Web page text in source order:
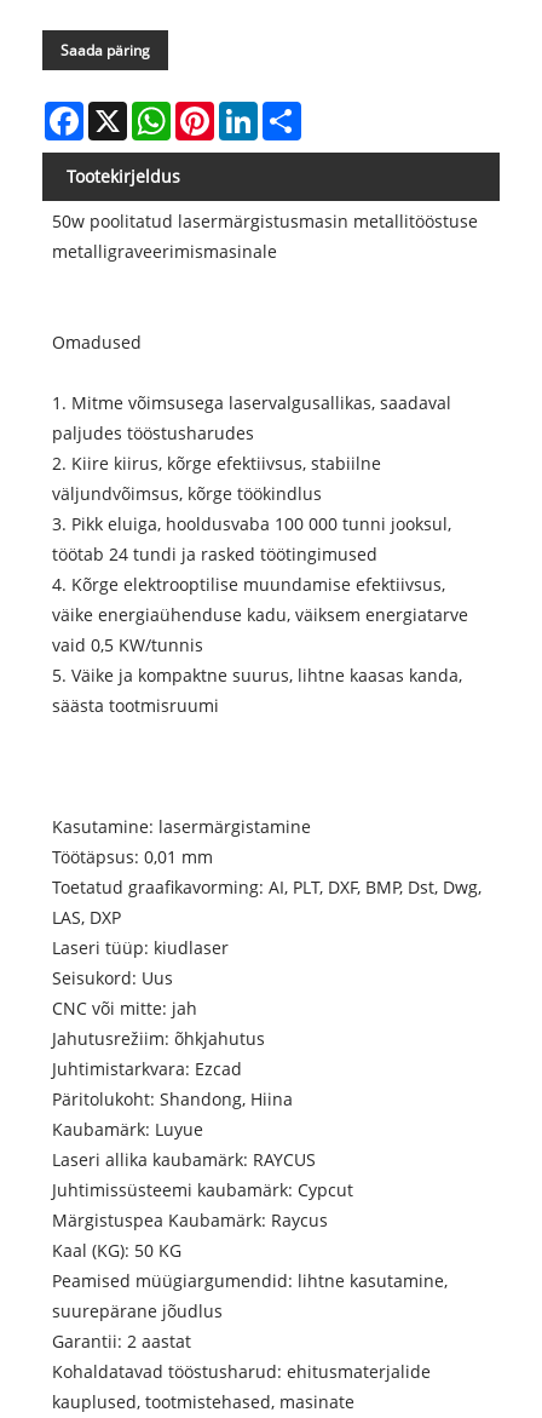
Saada päring
Facebook
X WhatsAppPinterestLinkedIn
Tootekirjeldus
50w poolitatud lasermärgistusmasin metallitööstuse
metalligraveerimismasinale
Omadused
1. Mitme võimsusega laservalgusallikas, saadaval
paljudes tööstusharudes
2. Kiire kiirus, kõrge efektiivsus, stabiilne
väljundvõimsus, kõrge töökindlus
3. Pikk eluiga, hooldusvaba 100 000 tunni jooksul,
töötab 24 tundi ja rasked töötingimused
4. Kõrge elektrooptilise muundamise efektiivsus,
väike energiaühenduse kadu, väiksem energiatarve
vaid 0,5 KW/tunnis
5. Väike ja kompaktne suurus, lihtne kaasas kanda,
säästa tootmisruumi
Kasutamine: lasermärgistamine
Töötäpsus: 0,01 mm
Toetatud graafikavorming: AI, PLT, DXF, BMP, Dst, Dwg,
LAS, DXP
Laseri tüüp: kiudlaser
Seisukord: Uus
CNC või mitte: jah
Jahutusrežiim: õhkjahutus
Juhtimistarkvara: Ezcad
Päritolukoht: Shandong, Hiina
Kaubamärk: Luyue
Laseri allika kaubamärk: RAYCUS
Juhtimissüsteemi kaubamärk: Cypcut
Märgistuspea Kaubamärk: Raycus
Kaal (KG): 50 KG
Peamised müügiargumendid: lihtne kasutamine,
suurepärane jõudlus
Garantii: 2 aastat
Kohaldatavad tööstusharud: ehitusmaterjalide
kauplused, tootmistehased, masinate